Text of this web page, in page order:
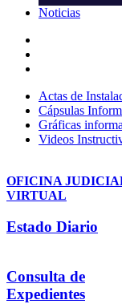
Noticias
Actas de
Cápsulas
Gráficas
Videos
OFICINA
VIRTUAL
Estado Diario
Consulta de
Expedientes